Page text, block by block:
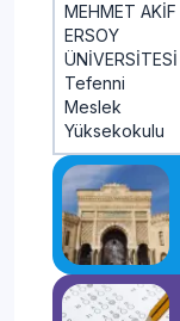
MEHMET AKİF
ERSOY
ÜNİVERSİTESİ
Tefenni
Meslek
Yüksekokulu